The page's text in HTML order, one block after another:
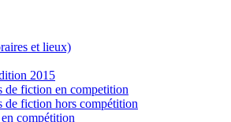
et lieux)
2015
de fiction en competition
de fiction hors compétition
compétition